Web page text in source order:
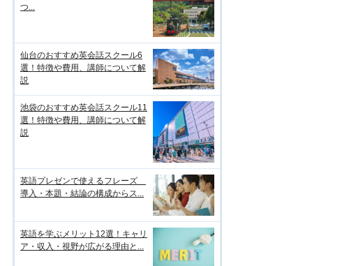
つ...
仙台のおすすめ英会話スクール6
選！特徴や費用、講師について解
説
池袋のおすすめ英会話スクール11
選！特徴や費用、講師について解
説
英語プレゼンで使えるフレーズ
導入・本題・結論の構成からス...
英語を学ぶメリット12選！キャリ
ア・収入・視野が広がる理由と...